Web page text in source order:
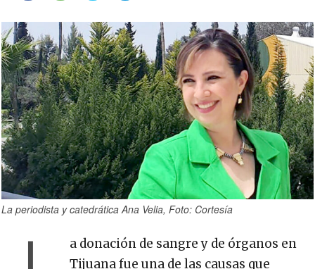
La periodista y catedrática Ana Velia, Foto: Cortesía
a donación de sangre y de órganos en
Tijuana fue una de las causas que